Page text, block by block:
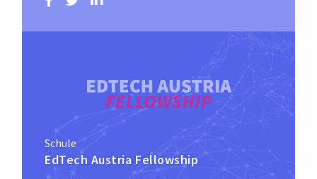
Schule
EdTech Austria Fellowship